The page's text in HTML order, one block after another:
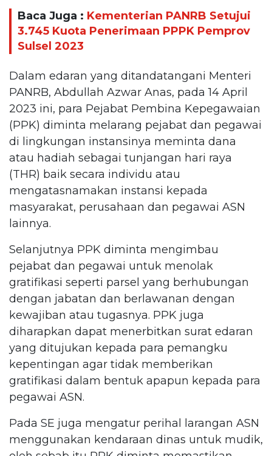
Baca Juga : Kementerian PANRB Setujui
3.745 Kuota Penerimaan PPPK Pemprov
Sulsel 2023
Dalam edaran yang ditandatangani Menteri
PANRB, Abdullah Azwar Anas, pada 14 April
2023 ini, para Pejabat Pembina Kepegawaian
(PPK) diminta melarang pejabat dan pegawai
di lingkungan instansinya meminta dana
atau hadiah sebagai tunjangan hari raya
(THR) baik secara individu atau
mengatasnamakan instansi kepada
masyarakat, perusahaan dan pegawai ASN
lainnya.
Selanjutnya PPK diminta mengimbau
pejabat dan pegawai untuk menolak
gratifikasi seperti parsel yang berhubungan
dengan jabatan dan berlawanan dengan
kewajiban atau tugasnya. PPK juga
diharapkan dapat menerbitkan surat edaran
yang ditujukan kepada para pemangku
kepentingan agar tidak memberikan
gratifikasi dalam bentuk apapun kepada para
pegawai ASN.
Pada SE juga mengatur perihal larangan ASN
menggunakan kendaraan dinas untuk mudik,